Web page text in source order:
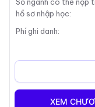
hồ sơ nhập học:
Phí ghi danh:
XEM